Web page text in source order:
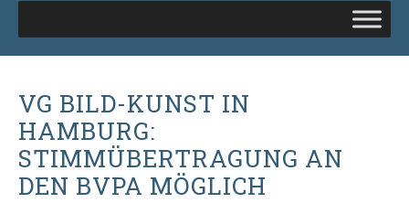
VG BILD-KUNST IN
HAMBURG:
STIMMÜBERTRAGUNG AN
DEN BVPA MÖGLICH